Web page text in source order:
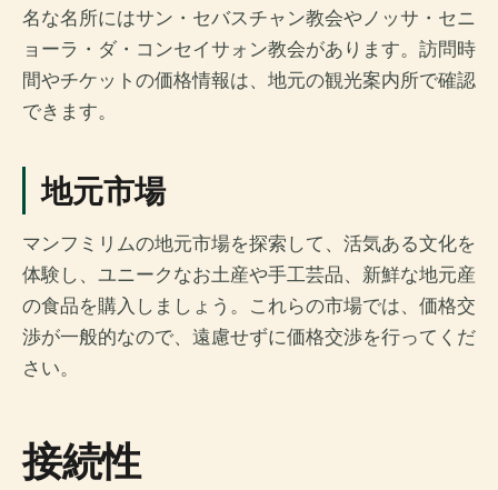
名な名所にはサン・セバスチャン教会やノッサ・セニ
ョーラ・ダ・コンセイサォン教会があります。訪問時
間やチケットの価格情報は、地元の観光案内所で確認
できます。
地元市場
マンフミリムの地元市場を探索して、活気ある文化を
体験し、ユニークなお土産や手工芸品、新鮮な地元産
の食品を購入しましょう。これらの市場では、価格交
渉が一般的なので、遠慮せずに価格交渉を行ってくだ
さい。
接続性